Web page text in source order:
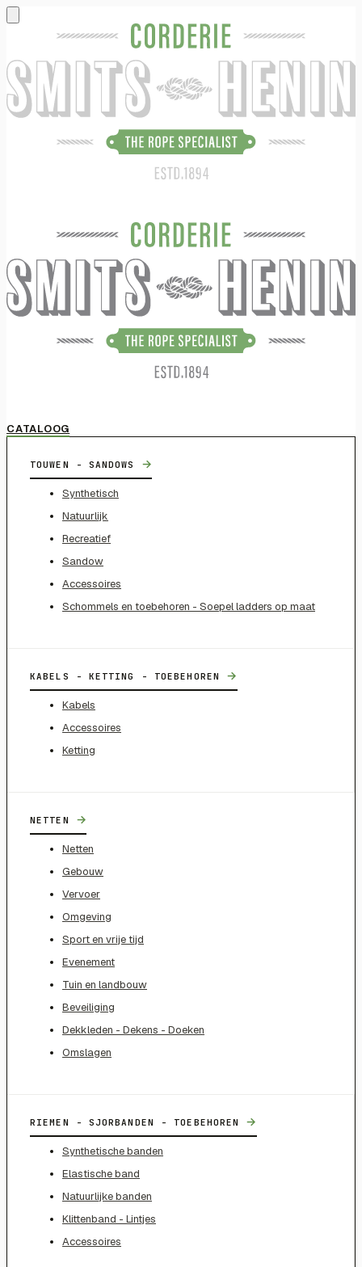
CATALOOG
TOUWEN - SANDOWS →
Synthetisch
Natuurlijk
Recreatief
Sandow
Accessoires
Schommels en toebehoren - Soepel ladders op maat
KABELS - KETTING - TOEBEHOREN →
Kabels
Accessoires
Ketting
NETTEN →
Netten
Gebouw
Vervoer
Omgeving
Sport en vrije tijd
Evenement
Tuin en landbouw
Beveiliging
Dekkleden - Dekens - Doeken
Omslagen
RIEMEN - SJORBANDEN - TOEBEHOREN →
Synthetische banden
Elastische band
Natuurlijke banden
Klittenband - Lintjes
Accessoires